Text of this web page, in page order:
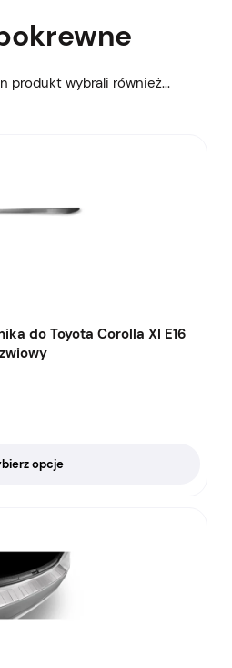
produkt wybrali również...
do Toyota Corolla XI E16
opcje